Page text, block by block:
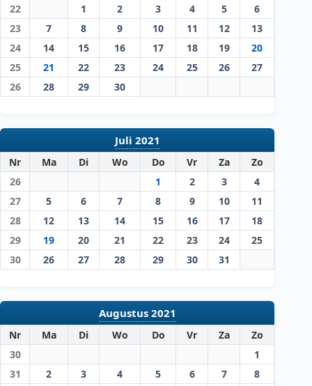
22
1 2 3 4 5
6
23
7 8 9 10 11 12
13
24
14 15 16 17 18 19
20
25
21 22 23 24 25 26
27
26
28 29 30
Juli 2021
Nr Ma Di Wo Do Vr Za
Zo
26
1 2 3
4
27
5 6 7 8 9 10
11
28
12 13 14 15 16 17
18
29
19 20 21 22 23 24
25
30
26 27 28 29 30 31
Augustus 2021
Nr Ma Di Wo Do Vr Za
Zo
30
1
31
2 3 4 5 6 7
8